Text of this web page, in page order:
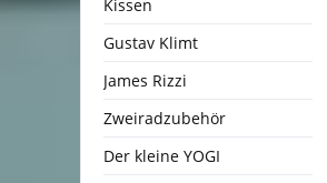
Kissen
Gustav Klimt
James Rizzi
Zweiradzubehör
Der kleine YOGI